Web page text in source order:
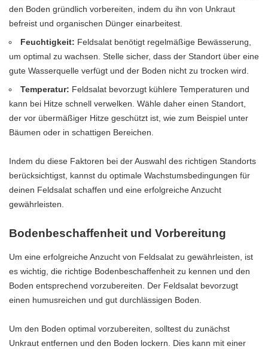
den Boden gründlich vorbereiten, indem du ihn von Unkraut
befreist und organischen Dünger einarbeitest.
Feuchtigkeit: Feldsalat benötigt regelmäßige Bewässerung,
um optimal zu wachsen. Stelle sicher, dass der Standort über eine
gute Wasserquelle verfügt und der Boden nicht zu trocken wird.
Temperatur: Feldsalat bevorzugt kühlere Temperaturen und
kann bei Hitze schnell verwelken. Wähle daher einen Standort,
der vor übermäßiger Hitze geschützt ist, wie zum Beispiel unter
Bäumen oder in schattigen Bereichen.
Indem du diese Faktoren bei der Auswahl des richtigen Standorts
berücksichtigst, kannst du optimale Wachstumsbedingungen für
deinen Feldsalat schaffen und eine erfolgreiche Anzucht
gewährleisten.
Bodenbeschaffenheit und Vorbereitung
Um eine erfolgreiche Anzucht von Feldsalat zu gewährleisten, ist
es wichtig, die richtige Bodenbeschaffenheit zu kennen und den
Boden entsprechend vorzubereiten. Der Feldsalat bevorzugt
einen humusreichen und gut durchlässigen Boden.
Um den Boden optimal vorzubereiten, solltest du zunächst
Unkraut entfernen und den Boden lockern. Dies kann mit einer